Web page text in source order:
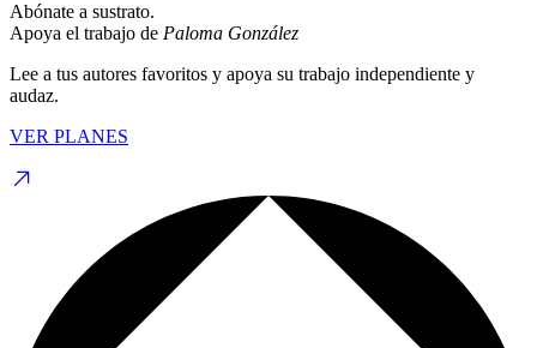
Abónate a sustrato.
Apoya el trabajo de Paloma González
Lee a tus autores favoritos y apoya su trabajo independiente y
audaz.
VER PLANES